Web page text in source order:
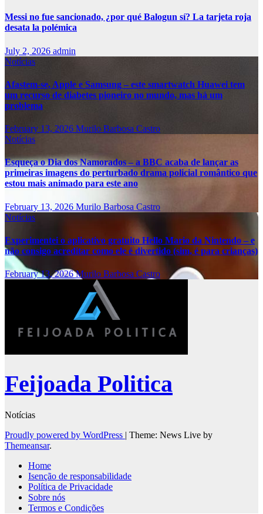
Messi no fue sancionado, ¿por qué Balogun sí? La tarjeta roja
desata la polémica
July 2, 2026 admin
Notícias
Afastem-se, Apple e Samsung – este smartwatch Huawei tem
um recurso de diabetes pioneiro no mundo, mas há um
problema
February 13, 2026 Murilo Barbosa Castro
Notícias
Esqueça o Dia dos Namorados – a BBC acaba de lançar as
primeiras imagens do perturbado drama policial romântico que
estou mais animado para este ano
February 13, 2026 Murilo Barbosa Castro
Notícias
Experimentei o aplicativo gratuito Hello Mario da Nintendo – e
não consigo acreditar como ele é divertido (sim, é para crianças)
February 13, 2026Murilo Barbosa Castro
Feijoada Politica
Notícias
Proudly powered by WordPress | Theme: News Live by
Themeansar.
Home
Isenção de responsabilidade
Política de Privacidade
Sobre nós
Termos e Condições